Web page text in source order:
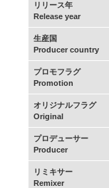
リリース年
Release year
生産国
Producer country
プロモフラグ
Promotion
オリジナルフラグ
Original
プロデューサー
Producer
リミキサー
Remixer